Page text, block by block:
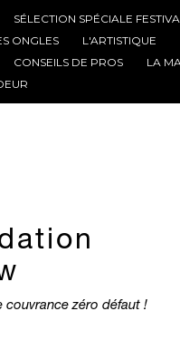
SÉLECTION SPÉCIALE
ONGLES L'ARTISTIQUE
CONSEILS DE PROS LA
couvrance zéro défaut !